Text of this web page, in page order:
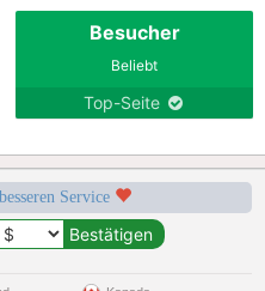
Besucher
Beliebt
Top-Seite
Service